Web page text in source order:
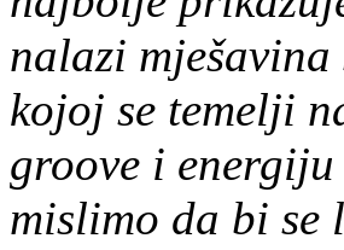
nalazi
kojoj se temelji
groove i
mislimo da bi